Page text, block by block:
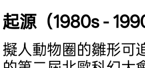
起源（1980s -
擬人動物圈的雛形可